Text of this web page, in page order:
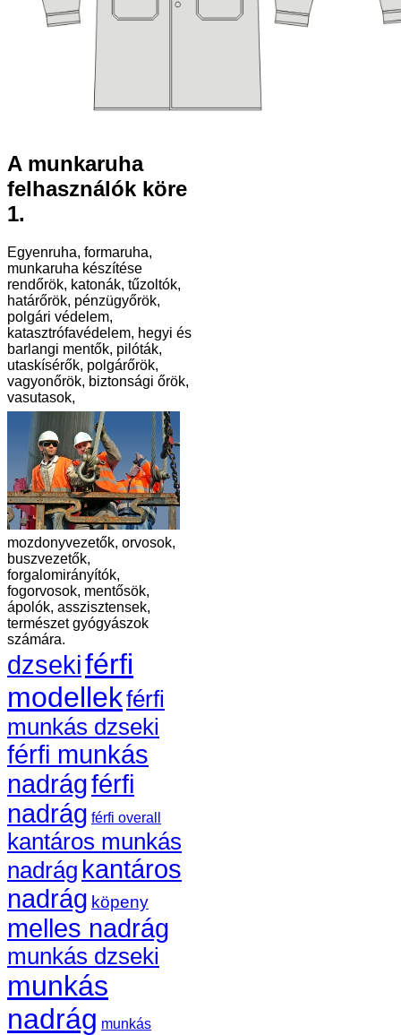
A munkaruha
felhasználók köre
1.
Egyenruha, formaruha,
munkaruha készítése
rendőrök, katonák, tűzoltók,
határőrök, pénzügyőrök,
polgári védelem,
katasztrófavédelem, hegyi és
barlangi mentők, pilóták,
utaskísérők, polgárőrök,
vagyonőrök, biztonsági őrök,
vasutasok,
mozdonyvezetők, orvosok,
buszvezetők,
forgalomirányítók,
fogorvosok, mentősök,
ápolók, asszisztensek,
természet gyógyászok
számára.
dzsekiférfi
modellekférfi
munkás dzseki
férfi munkás
nadrágférfi
nadrág férfi overall
kantáros munkás
nadrág kantáros
nadrág köpeny
melles nadrág
munkás dzseki
munkás
nadrág munkás